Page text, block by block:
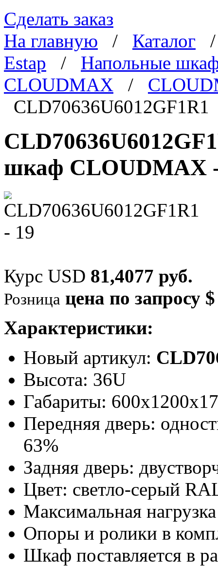
Сделать заказ
На главную / Каталог
Estap / Напольные
CLOUDMAX /
CLD70636U6012GF1R1
шкаф CLOUDMAX -
Курс USD 81,4077 руб.
Розница цена по запросу $
Характеристики:
Новый артикул:
Высота: 36U
Габариты:
Передняя дверь:
63%
Задняя дверь:
Цвет: светло-серый
Максимальная
Опоры и ролики в
Шкаф поставляется в